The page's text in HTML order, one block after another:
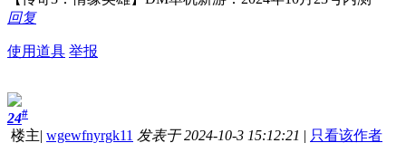
回复
使用道具 举报
24#
楼主| wgewfnyrgk11 发表于 2024-10-3 15:12:21 | 只看该作者